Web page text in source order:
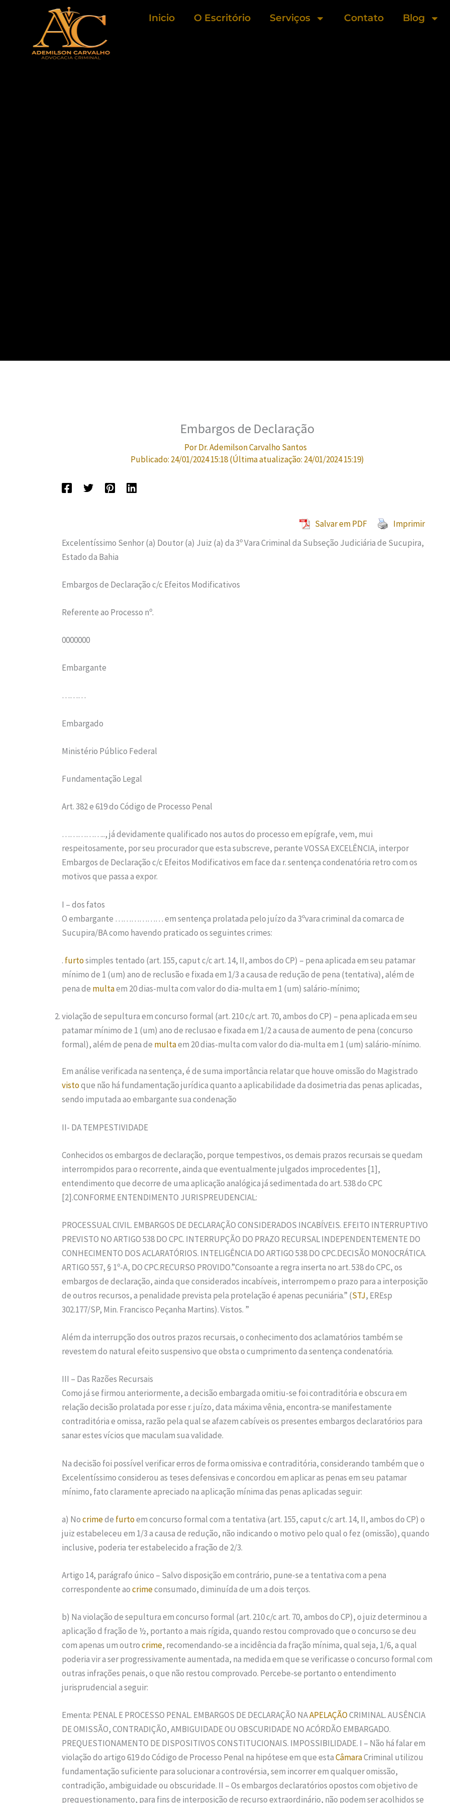
conteúdo
Inicio O Escritório Serviços Contato Blog
Embargos de Declaração
PorDr. Ademilson Carvalho Santos
Publicado: 24/01/2024 15:18(Última atualização: 24/01/2024 15:19)
Salvar em PDF
Imprimir
Excelentíssimo Senhor (a) Doutor (a) Juiz (a) da 3º Vara Criminal da Subseção Judiciária de Sucupira,
Estado da Bahia
Embargos de Declaração c/c Efeitos Modificativos
Referente ao Processo nº.
0000000
Embargante
………
Embargado
Ministério Público Federal
Fundamentação Legal
Art. 382 e 619 do Código de Processo Penal
…………….., já devidamente qualificado nos autos do processo em epígrafe, vem, mui
respeitosamente, por seu procurador que esta subscreve, perante VOSSA EXCELÊNCIA, interpor
Embargos de Declaração c/c Efeitos Modificativos em face da r. sentença condenatória retro com os
motivos que passa a expor.
I – dos fatos
O embargante ……………… em sentença prolatada pelo juízo da 3ºvara criminal da comarca de
Sucupira/BA como havendo praticado os seguintes crimes:
. furtosimples tentado (art. 155, caput c/c art. 14, II, ambos do CP) – pena aplicada em seu patamar
mínimo de 1 (um) ano de reclusão e fixada em 1/3 a causa de redução de pena (tentativa), além de
pena de multaem 20 dias-multa com valor do dia-multa em 1 (um) salário-mínimo;
violação de sepultura em concurso formal (art. 210 c/c art. 70, ambos do CP) – pena aplicada em seu
patamar mínimo de 1 (um) ano de reclusao e fixada em 1/2 a causa de aumento de pena (concurso
formal), além de pena de multaem 20 dias-multa com valor do dia-multa em 1 (um) salário-mínimo.
Em análise verificada na sentença, é de suma importância relatar que houve omissão do Magistrado
vistoque não há fundamentação jurídica quanto a aplicabilidade da dosimetria das penas aplicadas,
sendo imputada ao embargante sua condenação
II- DA TEMPESTIVIDADE
Conhecidos os embargos de declaração, porque tempestivos, os demais prazos recursais se quedam
interrompidos para o recorrente, ainda que eventualmente julgados improcedentes [1],
entendimento que decorre de uma aplicação analógica já sedimentada do art. 538 do CPC
[2].CONFORME ENTENDIMENTO JURISPREUDENCIAL:
PROCESSUAL CIVIL. EMBARGOS DE DECLARAÇÃO CONSIDERADOS INCABÍVEIS. EFEITO INTERRUPTIVO
PREVISTO NO ARTIGO 538 DO CPC. INTERRUPÇÃO DO PRAZO RECURSAL INDEPENDENTEMENTE DO
CONHECIMENTO DOS ACLARATÓRIOS. INTELIGÊNCIA DO ARTIGO 538 DO CPC.DECISÃO MONOCRÁTICA.
ARTIGO 557, § 1º-A, DO CPC.RECURSO PROVIDO.”Consoante a regra inserta no art. 538 do CPC, os
embargos de declaração, ainda que considerados incabíveis, interrompem o prazo para a interposição
de outros recursos, a penalidade prevista pela protelação é apenas pecuniária.” (STJ, EREsp
302.177/SP, Min. Francisco Peçanha Martins). Vistos. ”
Além da interrupção dos outros prazos recursais, o conhecimento dos aclamatórios também se
revestem do natural efeito suspensivo que obsta o cumprimento da sentença condenatória.
III – Das Razões Recursais
Como já se firmou anteriormente, a decisão embargada omitiu-se foi contraditória e obscura em
relação decisão prolatada por esse r. juízo, data máxima vênia, encontra-se manifestamente
contraditória e omissa, razão pela qual se afazem cabíveis os presentes embargos declaratórios para
sanar estes vícios que maculam sua validade.
Na decisão foi possível verificar erros de forma omissiva e contraditória, considerando também que o
Excelentíssimo considerou as teses defensivas e concordou em aplicar as penas em seu patamar
mínimo, fato claramente apreciado na aplicação mínima das penas aplicadas seguir:
a) Nocrimede furtoem concurso formal com a tentativa (art. 155, caput c/c art. 14, II, ambos do CP) o
juiz estabeleceu em 1/3 a causa de redução, não indicando o motivo pelo qual o fez (omissão), quando
inclusive, poderia ter estabelecido a fração de 2/3.
Artigo 14, parágrafo único – Salvo disposição em contrário, pune-se a tentativa com a pena
correspondente aocrimeconsumado, diminuída de um a dois terços.
b) Na violação de sepultura em concurso formal (art. 210 c/c art. 70, ambos do CP), o juiz determinou a
aplicação d fração de ½, portanto a mais rígida, quando restou comprovado que o concurso se deu
com apenas um outrocrime, recomendando-se a incidência da fração mínima, qual seja, 1/6, a qual
poderia vir a ser progressivamente aumentada, na medida em que se verificasse o concurso formal com
outras infrações penais, o que não restou comprovado. Percebe-se portanto o entendimento
jurisprudencial a seguir:
Ementa: PENAL E PROCESSO PENAL. EMBARGOS DE DECLARAÇÃO NAAPELAÇÃOCRIMINAL. AUSÊNCIA
DE OMISSÃO, CONTRADIÇÃO, AMBIGUIDADE OU OBSCURIDADE NO ACÓRDÃO EMBARGADO.
PREQUESTIONAMENTO DE DISPOSITIVOS CONSTITUCIONAIS. IMPOSSIBILIDADE. I – Não há falar em
violação do artigo 619 do Código de Processo Penal na hipótese em que estaCâmaraCriminal utilizou
fundamentação suficiente para solucionar a controvérsia, sem incorrer em qualquer omissão,
contradição, ambiguidade ou obscuridade. II – Os embargos declaratórios opostos com objetivo de
prequestionamento, para fins de interposição de recurso extraordinário, não podem ser acolhidos se